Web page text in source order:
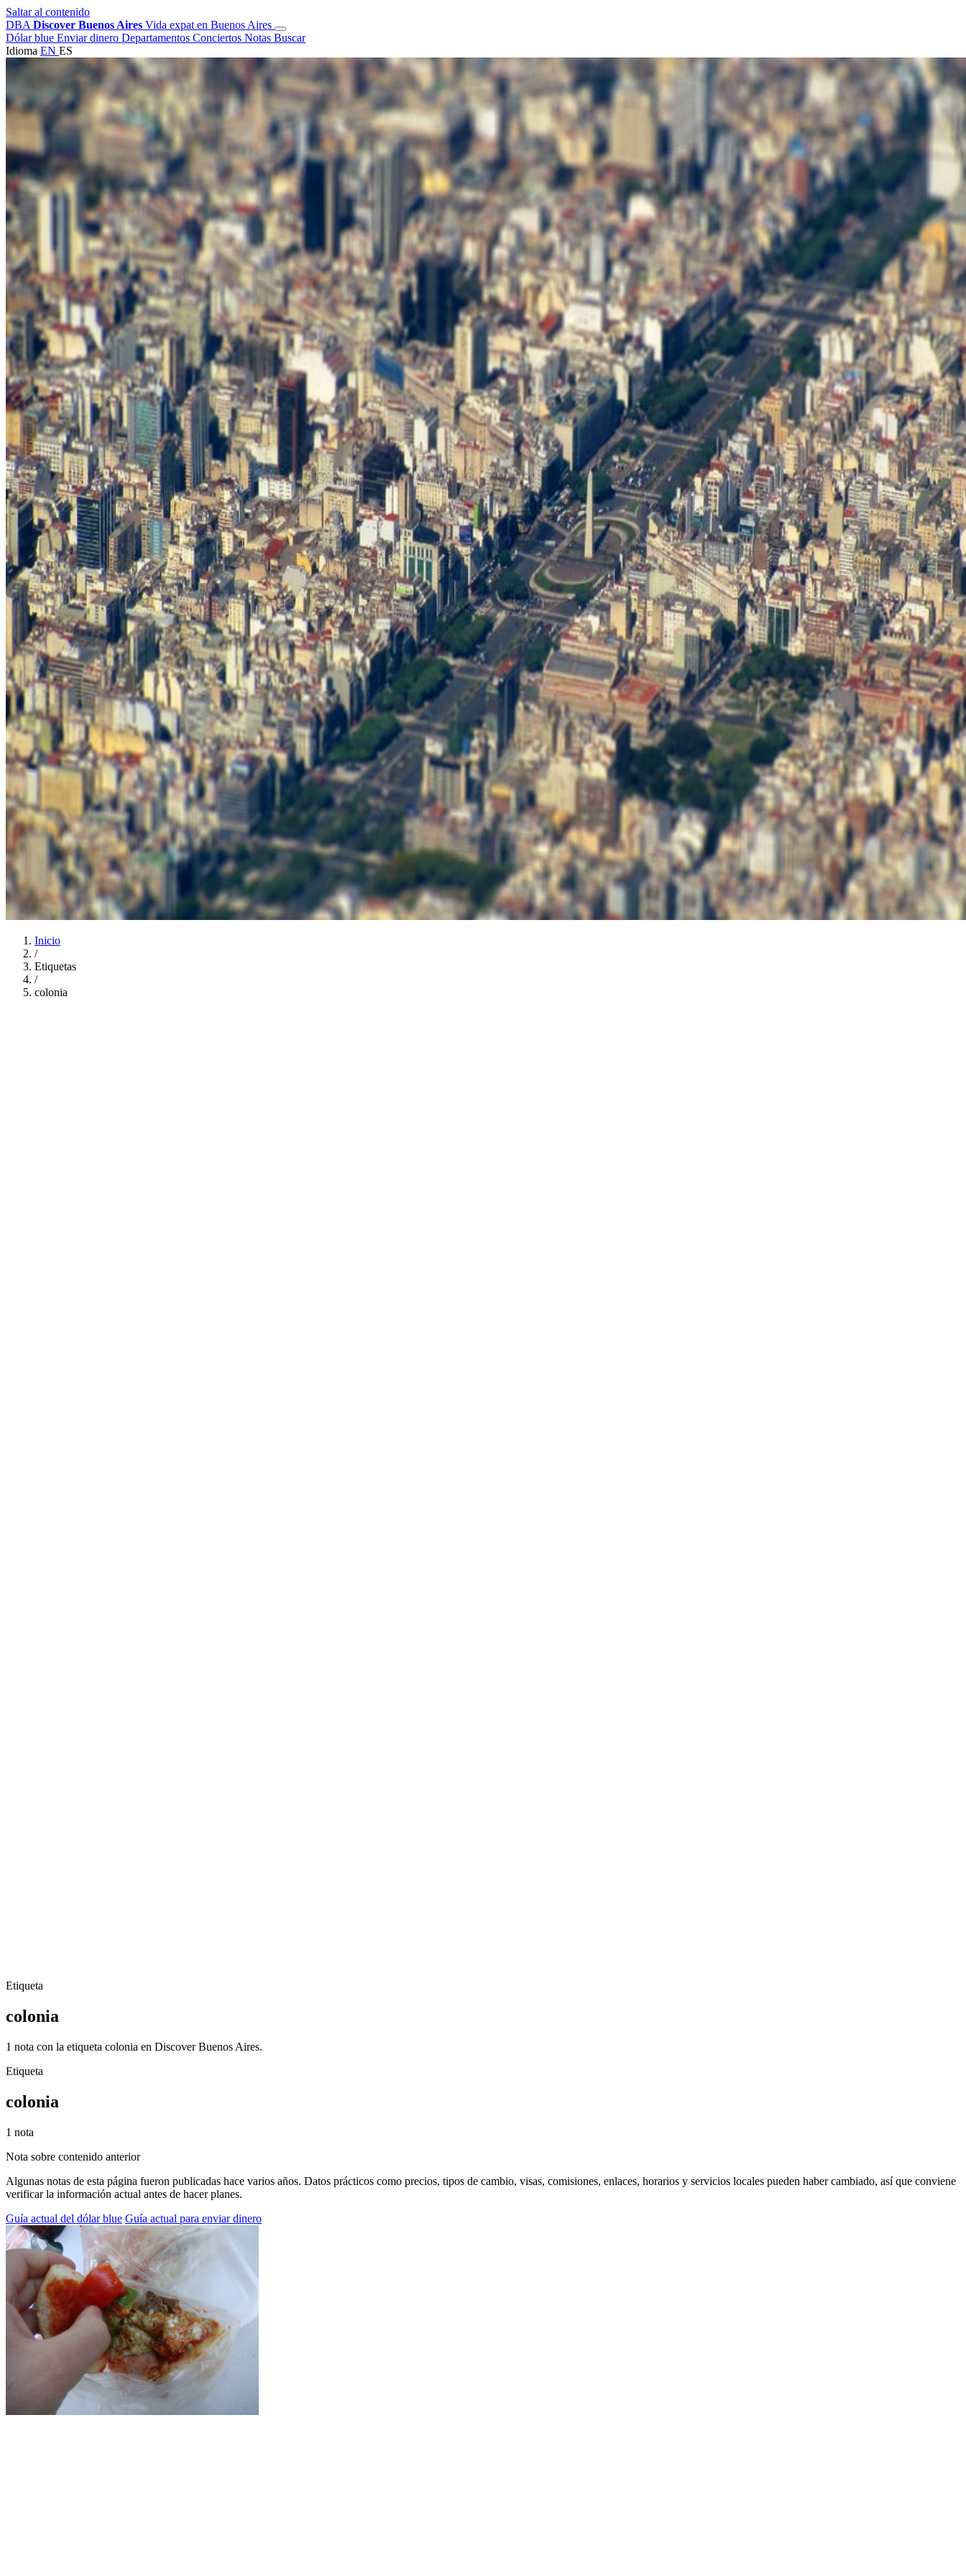
Saltar al contenido
DBA Discover Buenos Aires Vida expat en Buenos Aires
Dólar blue Enviar dinero Departamentos Conciertos Notas Buscar
Idioma EN ES
Inicio
/
Etiquetas
/
colonia
Etiqueta
colonia
1 nota con la etiqueta colonia en Discover Buenos Aires.
Etiqueta
colonia
1 nota
Nota sobre contenido anterior
Algunas notas de esta página fueron publicadas hace varios años. Datos prácticos como precios, tipos de cambio, visas, comisiones, enlaces, horarios y servicios locales pueden haber cambiado, así que conviene
verificar la información actual antes de hacer planes.
Guía actual del dólar blue Guía actual para enviar dinero